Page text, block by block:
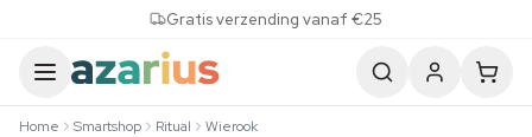
Gratis verzending vanaf €25
Home Smartshop Ritual
Wierook